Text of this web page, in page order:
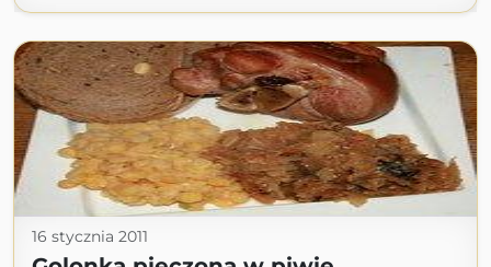
16 stycznia 2011